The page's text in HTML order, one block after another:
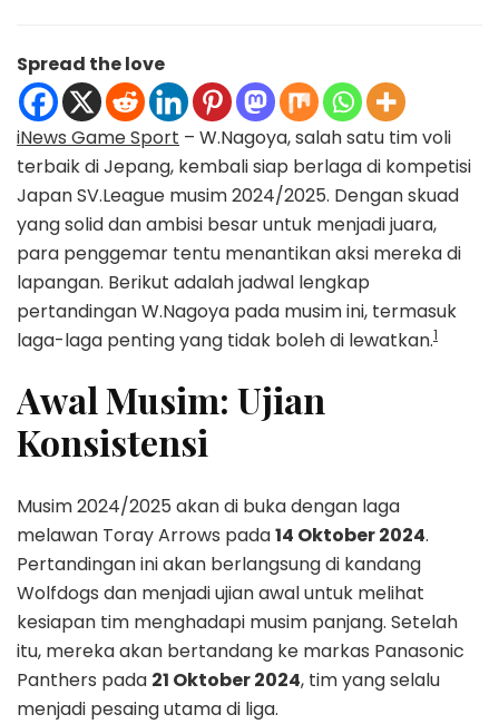
Spread the love
iNews Game Sport – W.Nagoya, salah satu tim voli
terbaik di Jepang, kembali siap berlaga di kompetisi
Japan SV.League musim 2024/2025. Dengan skuad
yang solid dan ambisi besar untuk menjadi juara,
para penggemar tentu menantikan aksi mereka di
lapangan. Berikut adalah jadwal lengkap
pertandingan W.Nagoya pada musim ini, termasuk
laga-laga penting yang tidak boleh di lewatkan.1
Awal Musim: Ujian
Konsistensi
Musim 2024/2025 akan di buka dengan laga
melawan Toray Arrows pada14 Oktober 2024.
Pertandingan ini akan berlangsung di kandang
Wolfdogs dan menjadi ujian awal untuk melihat
kesiapan tim menghadapi musim panjang. Setelah
itu, mereka akan bertandang ke markas Panasonic
Panthers pada 21 Oktober 2024, tim yang selalu
menjadi pesaing utama di liga.